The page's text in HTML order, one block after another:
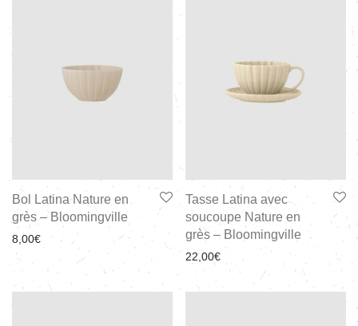
Bol Latina Nature en
grès – Bloomingville
8,00€
Tasse Latina avec
soucoupe Nature en
grès – Bloomingville
22,00€